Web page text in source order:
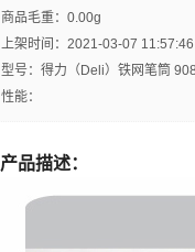
商品毛重： 0.00g
上架时间：2021-03-07 11:57:46
型号：得力（Deli）铁网笔筒
性能：
产品描述：